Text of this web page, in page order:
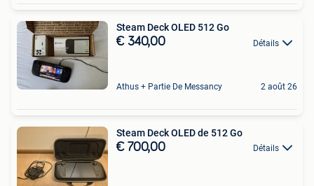
Steam Deck OLED 512 Go
€ 340,00 Détails
Athus + Partie De Messancy 2 août 26
Steam Deck OLED de 512 Go
€ 700,00 Détails